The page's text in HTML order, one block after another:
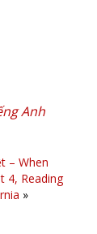
Anh
– When
4, Reading
»